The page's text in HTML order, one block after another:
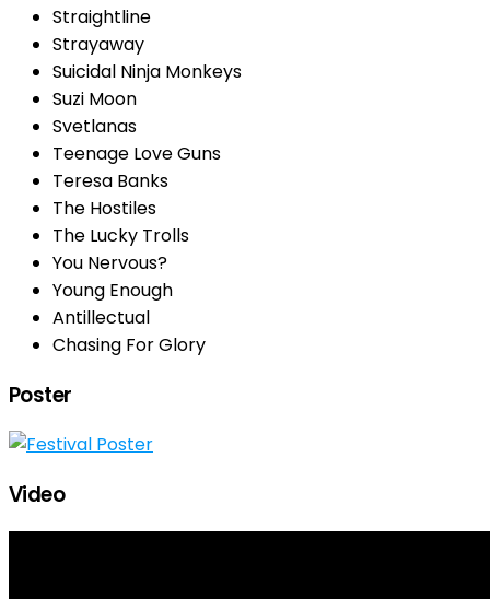
Straightline
Strayaway
Suicidal Ninja Monkeys
Suzi Moon
Svetlanas
Teenage Love Guns
Teresa Banks
The Hostiles
The Lucky Trolls
You Nervous?
Young Enough
Antillectual
Chasing For Glory
Poster
Video